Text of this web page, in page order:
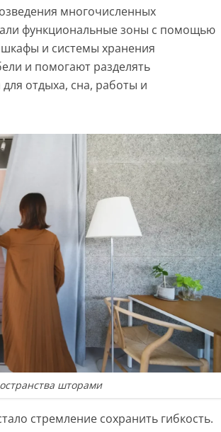
многочисленных
функциональные зоны с помощью
и системы хранения
и помогают разделять
отдыха, сна, работы и
шторами
стремление сохранить гибкость.